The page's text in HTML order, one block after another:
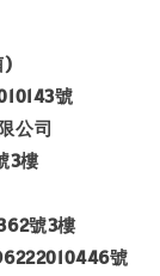
)
號
公司
3樓
號3樓
號